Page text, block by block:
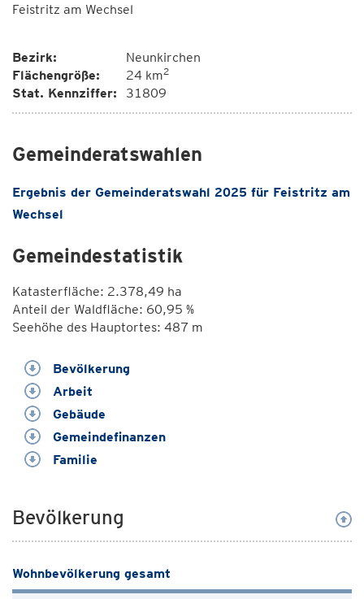
Feistritz am Wechsel
Bezirk:
Neunkirchen
Flächengröße:
24 km2
Stat. Kennziffer: 31809
Gemeinderatswahlen
Ergebnis der Gemeinderatswahl 2025 für Feistritz am
Wechsel
Gemeindestatistik
Katasterfläche: 2.378,49 ha
Anteil der Waldfläche: 60,95 %
Seehöhe des Hauptortes: 487 m
Bevölkerung
Arbeit
Gebäude
Gemeindefinanzen
Familie
Bevölkerung
Wohnbevölkerung gesamt